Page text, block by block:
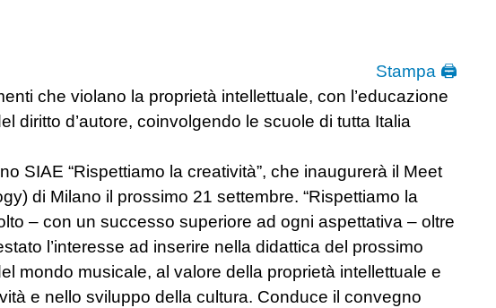
Stampa 🖨
che violano la proprietà intellettuale, con l’educazione
diritto d’autore, coinvolgendo le scuole di tutta Italia
SIAE “Rispettiamo la creatività”, che inaugurerà il Meet
di Milano il prossimo 21 settembre. “Rispettiamo la
– con un successo superiore ad ogni aspettativa – oltre
l’interesse ad inserire nella didattica del prossimo
mondo musicale, al valore della proprietà intellettuale e
e nello sviluppo della cultura. Conduce il convegno